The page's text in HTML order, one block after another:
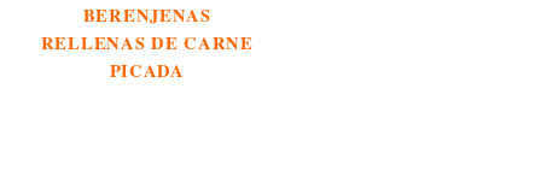
BERENJENAS
RELLENAS DE CARNE
PICADA